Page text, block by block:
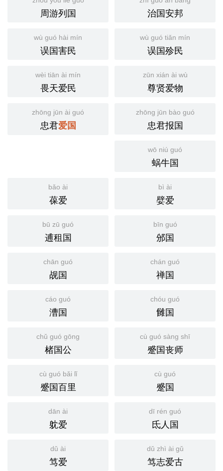
周游列国 治国安邦
wù guó hài mín
误国害民
wù guó tiǎn mín
误国殄民
wèi tiān ài mín
畏天爱民
zūn xián ài wù
尊贤爱物
zhōng jūn ài guó
忠君爱国
zhōng jūn bào guó
忠君报国
wō niú guó
蜗牛国
bǎo ài
葆爱
bì ài
嬖爱
bū zū guó
逋租国
bīn guó
邠国
chān guó
觇国
chán guó
禅国
cáo guó
漕国
chóu guó
雠国
chǔ guó gōng
楮国公
cù guó sàng shī
蹙国丧师
cù guó bǎi lǐ
蹙国百里
cù guó
蹙国
dān ài
躭爱
dī rén guó
氐人国
dǔ ài
笃爱
dǔ zhì ài gǔ
笃志爱古